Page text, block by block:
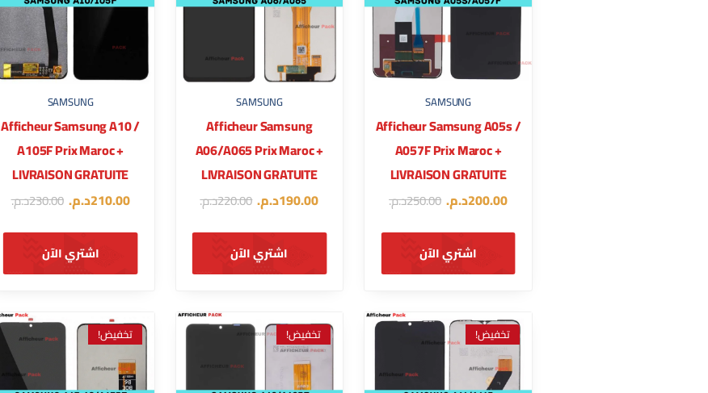
SAMSUNG
Afficheur Samsung A05s /
A057F Prix Maroc +
LIVRAISON GRATUITE
200.00د.م. 250.00د.م.
اشتري الآن
SAMSUNG
Afficheur Samsung
A06/A065 Prix Maroc +
LIVRAISON GRATUITE
190.00د.م. 220.00د.م.
اشتري الآن
SAMSUNG
Afficheur Samsung A10 /
A105F Prix Maroc +
LIVRAISON GRATUITE
210.00د.م. 230.00د.م.
اشتري الآن
تخفيض! تخفيض! تخفيض!